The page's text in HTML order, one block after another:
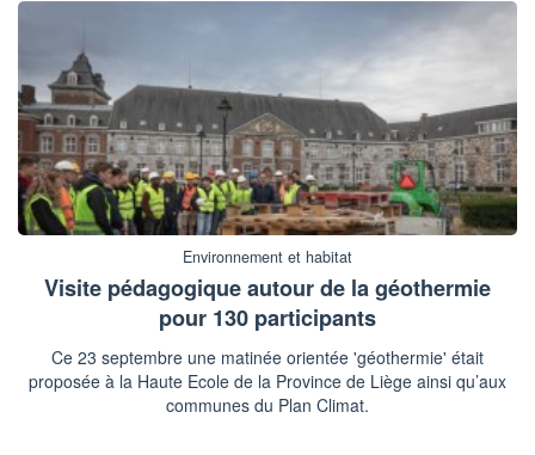
Environnement et habitat
Visite pédagogique autour de la géothermie
pour 130 participants
Ce 23 septembre une matinée orientée 'géothermie' était
proposée à la Haute Ecole de la Province de Liège ainsi qu’aux
communes du Plan Climat.